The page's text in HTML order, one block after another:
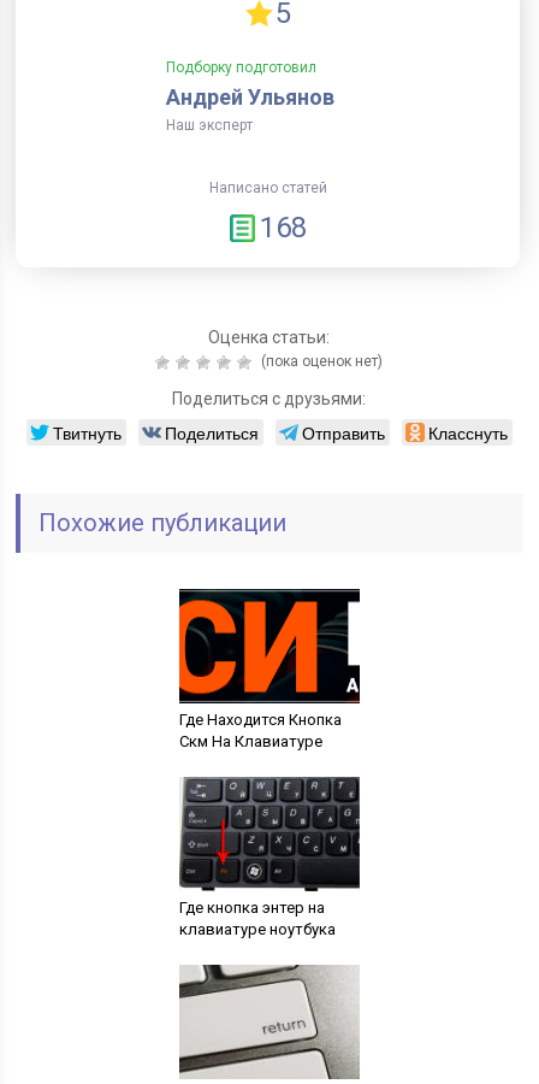
5
Подборку подготовил
Андрей Ульянов
Наш эксперт
Написано статей
168
Оценка статьи:
(пока оценок нет)
Поделиться с друзьями:
Твитнуть Поделиться Отправить Класснуть
Похожие публикации
Где Находится Кнопка
Скм На Клавиатуре
Где кнопка энтер на
клавиатуре ноутбука